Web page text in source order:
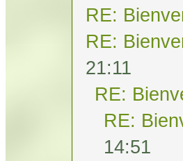
RE:
RE:
21:11
RE:
RE:
14:51